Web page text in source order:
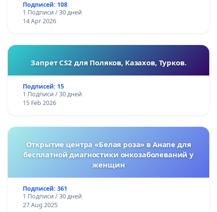
Подписей: 108
1 Подписи / 30 дней
14 Apr 2026
Запрет CS2 для Поляков, Казахов, Турков.
Подписей: 15
1 Подписи / 30 дней
15 Feb 2026
Открытие центра «Белая роза» в Анапе для
бесплатной диагностики онкозаболеваний у
женщин
Подписей: 361
1 Подписи / 30 дней
27 Aug 2025